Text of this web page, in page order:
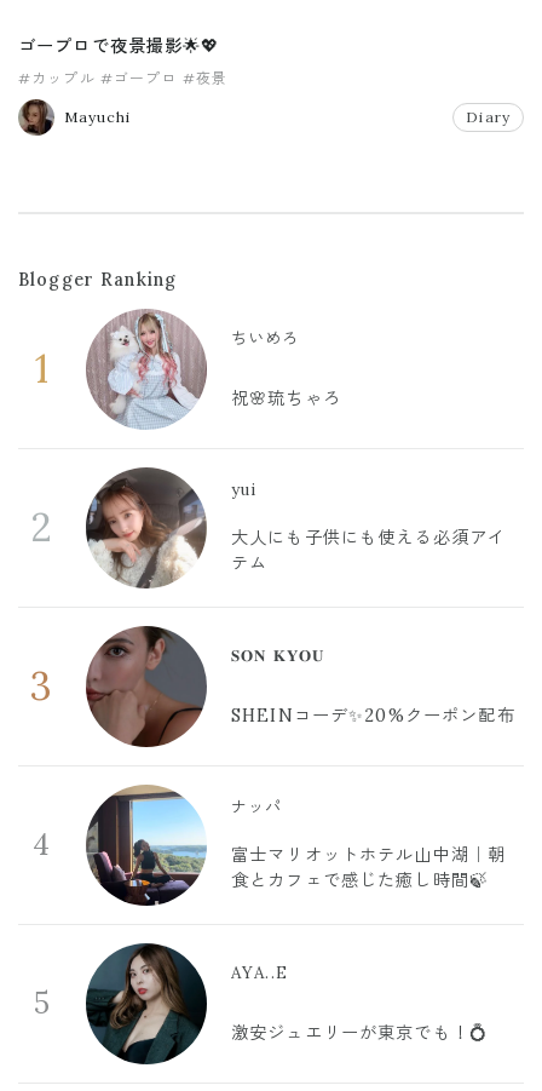
ゴープロで夜景撮影🌟💖
#カップル #ゴープロ #夜景
Mayuchi Diary
Blogger Ranking
1
ちいめろ
祝🌸琉ちゃろ
2
yui
大人にも子供にも使える必須アイ
テム
3
𝐒𝐎𝐍 𝐊𝐘𝐎𝐔
SHEINコーデ✨20%クーポン配布
4
ナッパ
富士マリオットホテル山中湖｜朝
食とカフェで感じた癒し時間🍃
5
AYA..E
激安ジュエリーが東京でも！💍